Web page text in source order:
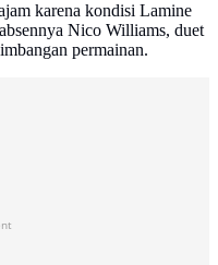
karena kondisi Lamine
Nico Williams, duet
permainan.